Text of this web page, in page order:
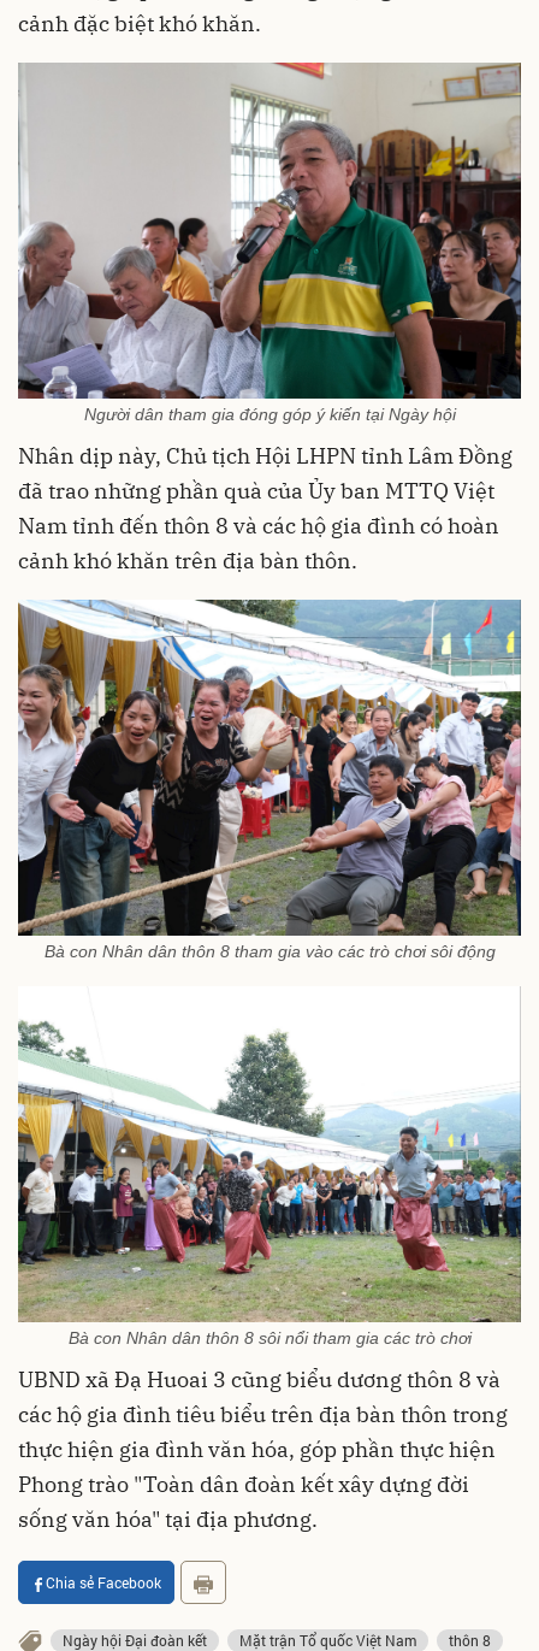
cảnh đặc biệt khó khăn.
Người dân tham gia đóng góp ý kiến tại Ngày hội
Nhân dịp này, Chủ tịch Hội LHPN tỉnh Lâm Đồng
đã trao những phần quà của Ủy ban MTTQ Việt
Nam tỉnh đến thôn 8 và các hộ gia đình có hoàn
cảnh khó khăn trên địa bàn thôn.
Bà con Nhân dân thôn 8 tham gia vào các trò chơi sôi động
Bà con Nhân dân thôn 8 sôi nổi tham gia các trò chơi
UBND xã Đạ Huoai 3 cũng biểu dương thôn 8 và
các hộ gia đình tiêu biểu trên địa bàn thôn trong
thực hiện gia đình văn hóa, góp phần thực hiện
Phong trào "Toàn dân đoàn kết xây dựng đời
sống văn hóa" tại địa phương.
Chia sẻ Facebook
Ngày hội Đại đoàn kết Mặt trận Tổ quốc Việt Nam
thôn 8